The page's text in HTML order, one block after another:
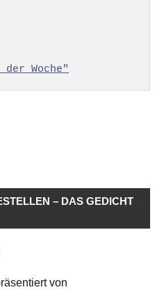
Woche"
– DAS GEDICHT
von